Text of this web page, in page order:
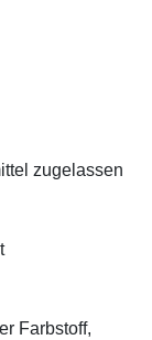
zugelassen
Farbstoff,